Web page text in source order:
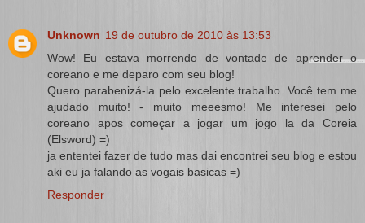
Unknown 19 de outubro de 2010 às 13:53
Wow! Eu estava morrendo de vontade de aprender o
coreano e me deparo com seu blog!
Quero parabenizá-la pelo excelente trabalho. Você tem me
ajudado muito! - muito meeesmo! Me interesei pelo
coreano apos começar a jogar um jogo la da Coreia
(Elsword) =)
ja ententei fazer de tudo mas dai encontrei seu blog e estou
aki eu ja falando as vogais basicas =)
Responder